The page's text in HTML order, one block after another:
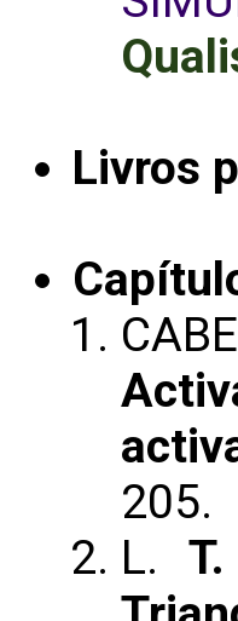
Livros
205.
L.